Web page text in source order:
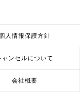
人情報保護方針
ャンセルについて
会社概要